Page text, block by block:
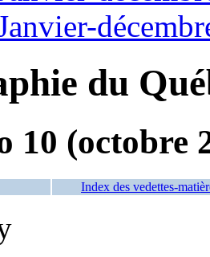
du
10 (octobre
Index des vedettes-